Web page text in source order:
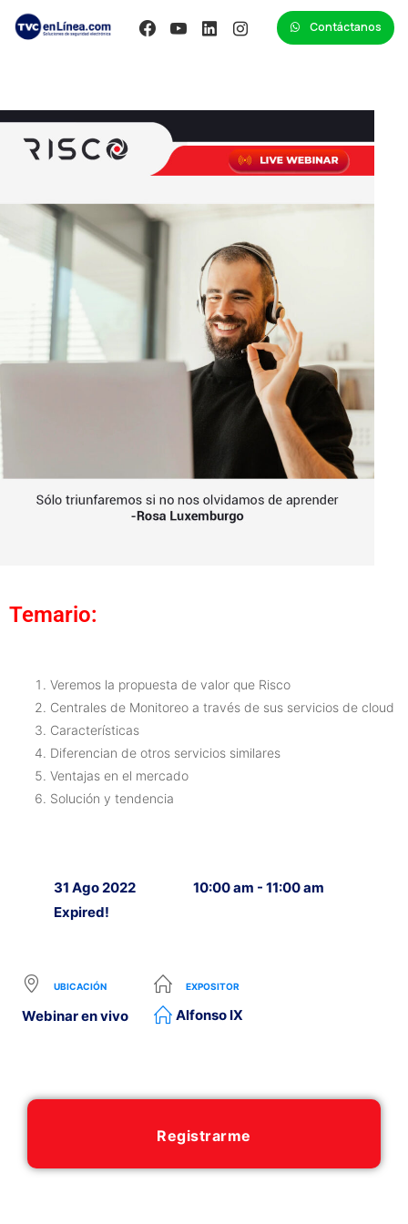
Contáctanos
Temario:
Veremos la propuesta de valor que Risco
Centrales de Monitoreo a través de sus servicios de cloud
Características
Diferencian de otros servicios similares
Ventajas en el mercado
Solución y tendencia
31 Ago 2022
Expired!
10:00 am - 11:00 am
UBICACIÓN
Webinar en vivo
EXPOSITOR
Alfonso IX
Registrarme